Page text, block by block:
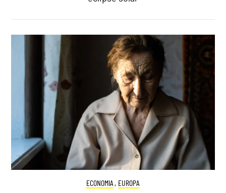
ECONOMIA , EUROPA